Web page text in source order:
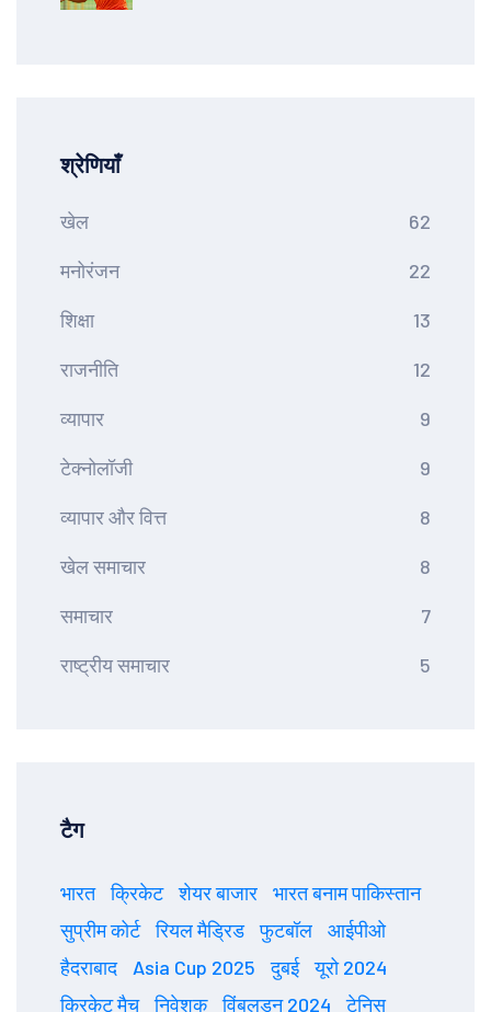
श्रेणियाँ
खेल 62
मनोरंजन 22
शिक्षा 13
राजनीति 12
व्यापार 9
टेक्नोलॉजी 9
व्यापार और वित्त 8
खेल समाचार 8
समाचार 7
राष्ट्रीय समाचार 5
टैग
भारत क्रिकेट शेयर बाजार
भारत बनाम पाकिस्तान
सुप्रीम कोर्ट
रियल मैड्रिड फुटबॉल
आईपीओ
हैदराबाद
Asia Cup 2025 दुबई
यूरो 2024
क्रिकेट मैच
निवेशक विंबलडन 2024 टेनिस